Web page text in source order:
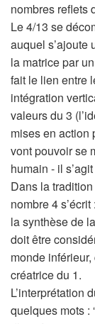
nombres reflets
Le 4/13 se
auquel s’ajoute
la matrice par
fait le lien entre
intégration
valeurs du 3
mises en action
vont pouvoir se
humain - il
Dans la
nombre 4
la synthèse de
doit être
monde
créatrice du 1.
L’interprétation
quelques mots :